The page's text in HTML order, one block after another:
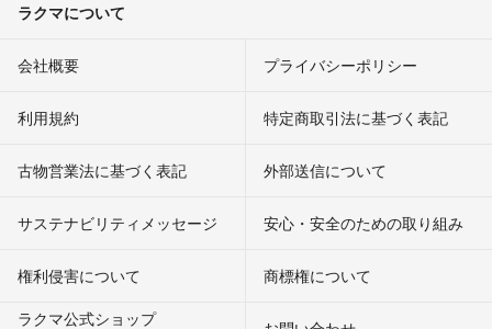
ラクマについて
会社概要 プライバシーポリシー
利用規約 特定商取引法に基づく表記
古物営業法に基づく表記 外部送信について
サステナビリティメッセージ 安心・安全のための取り組み
権利侵害について
商標権について
ラクマ公式ショップ